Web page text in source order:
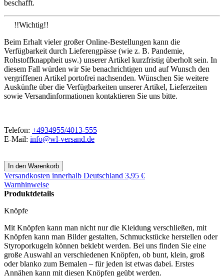
beschafft.
!!Wichtig!!
Beim Erhalt vieler großer Online-Bestellungen kann die
Verfügbarkeit durch Lieferengpässe (wie z. B. Pandemie,
Rohstoffknappheit usw.) unserer Artikel kurzfristig überholt sein. In
diesem Fall würden wir Sie benachrichtigen und auf Wunsch den
vergriffenen Artikel portofrei nachsenden. Wünschen Sie weitere
Auskünfte über die Verfügbarkeiten unserer Artikel, Lieferzeiten
sowie Versandinformationen kontaktieren Sie uns bitte.
Telefon: +4934955/4013-555
E-Mail: info@wl-versand.de
Versandkosten innerhalb Deutschland 3,95 €
Warnhinweise
Produktdetails
Knöpfe
Mit Knöpfen kann man nicht nur die Kleidung verschließen, mit
Knöpfen kann man Bilder gestalten, Schmuckstücke herstellen oder
Styroporkugeln können beklebt werden. Bei uns finden Sie eine
große Auswahl an verschiedenen Knöpfen, ob bunt, klein, groß
oder blanko zum Bemalen – für jeden ist etwas dabei. Erstes
Annähen kann mit diesen Knöpfen geübt werden.